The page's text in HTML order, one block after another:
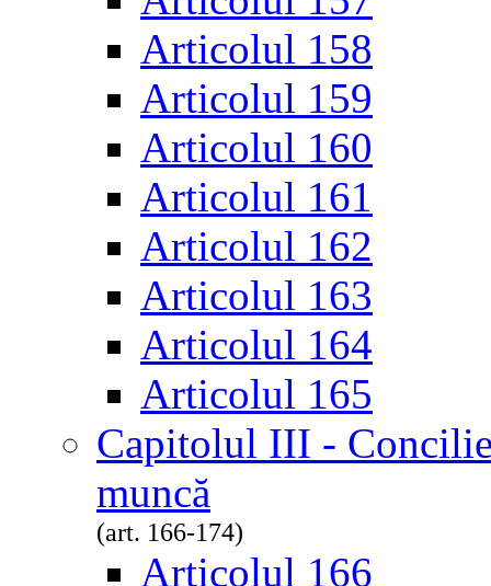
Articolul 158
Articolul 159
Articolul 160
Articolul 161
Articolul 162
Articolul 163
Articolul 164
Articolul 165
Capitolul III -
muncă
(art. 166-174)
Articolul 166